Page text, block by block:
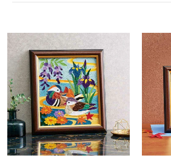
レビューを見る
コーポレートサイト
実店舗案内
デイサービス／
介護施設関係の方へ